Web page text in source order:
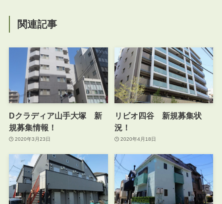
関連記事
Dクラディア山手大塚 新
規募集情報！
2020年3月23日
リビオ四谷 新規募集状
況！
2020年4月18日